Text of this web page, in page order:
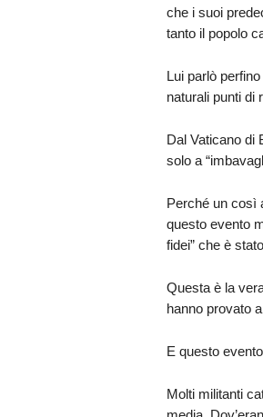
che i suoi
tanto il popolo
Lui parlò
naturali punti di
Dal Vaticano di
solo a
Perché un così
questo evento
fidei” che è
Questa è la
hanno provato
E questo
Molti militanti